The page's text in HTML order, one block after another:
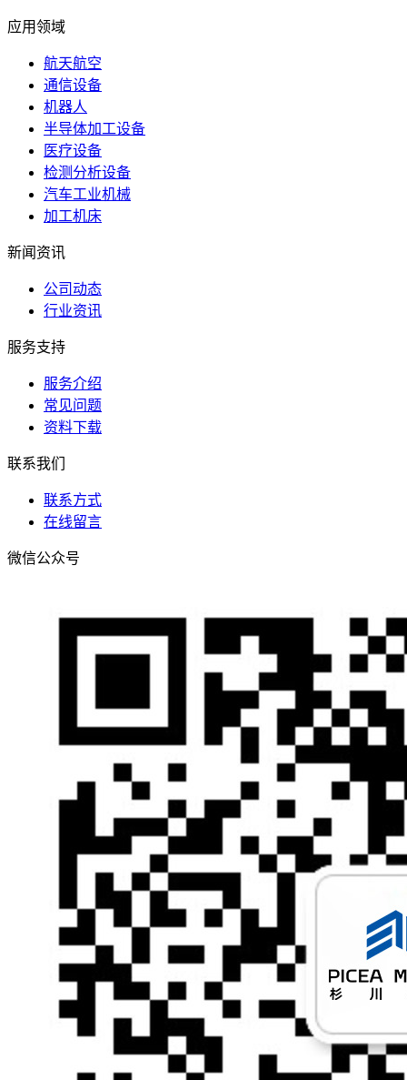
应用领域
航天航空
通信设备
机器人
半导体加工设备
医疗设备
检测分析设备
汽车工业机械
加工机床
新闻资讯
公司动态
行业资讯
服务支持
服务介绍
常见问题
资料下载
联系我们
联系方式
在线留言
微信公众号